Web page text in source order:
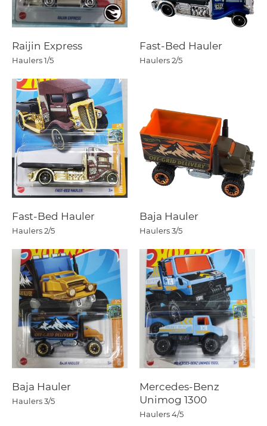
Raijin Express
Haulers1/5
Fast-Bed Hauler
Haulers2/5
Fast-Bed Hauler
Haulers2/5
Baja Hauler
Haulers3/5
Baja Hauler
Haulers3/5
Mercedes-Benz
Unimog 1300
Haulers4/5